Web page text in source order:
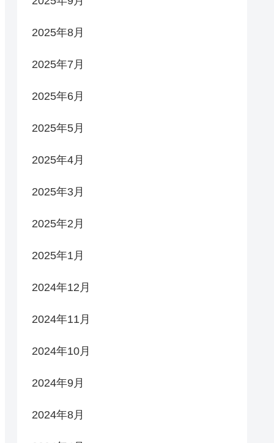
2025年8月
2025年7月
2025年6月
2025年5月
2025年4月
2025年3月
2025年2月
2025年1月
2024年12月
2024年11月
2024年10月
2024年9月
2024年8月